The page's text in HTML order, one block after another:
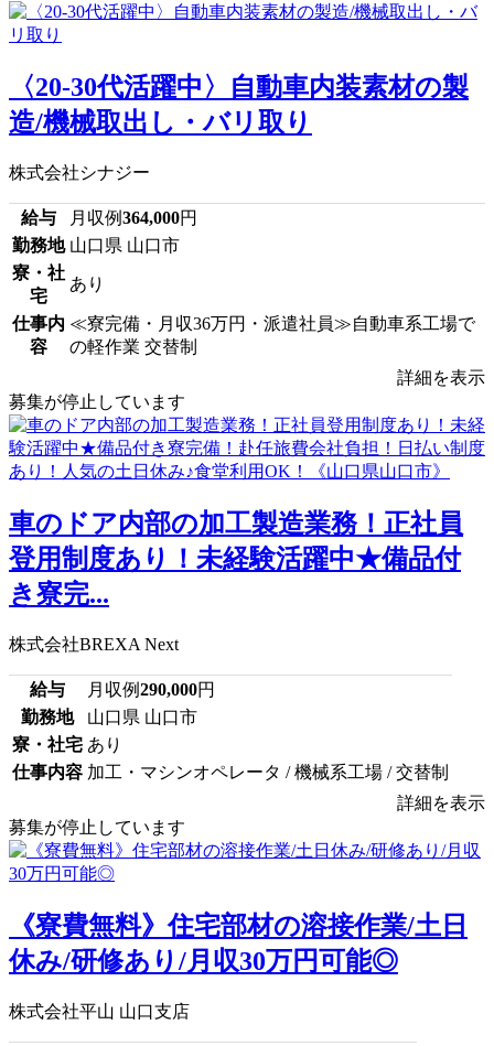
〈20-30代活躍中〉自動車内装素材の製
造/機械取出し・バリ取り
株式会社シナジー
給与 月収例364,000円
勤務地 山口県 山口市
寮・社
宅
あり
仕事内
容
≪寮完備・月収36万円・派遣社員≫自動車系工場で
の軽作業 交替制
詳細を表示
募集が停止しています
車のドア内部の加工製造業務！正社員
登用制度あり！未経験活躍中★備品付
き寮完...
株式会社BREXA Next
給与 月収例290,000円
勤務地
山口県 山口市
寮・社宅 あり
仕事内容 加工・マシンオペレータ / 機械系工場 / 交替制
詳細を表示
募集が停止しています
《寮費無料》住宅部材の溶接作業/土日
休み/研修あり/月収30万円可能◎
株式会社平山 山口支店